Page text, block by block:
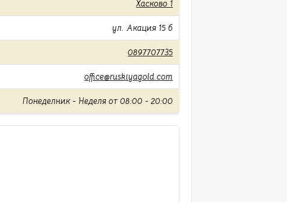
Хасково 1
ул. Акация 15 б
0897707735
office@ruskiyagold.com
Понеделник - Неделя от 08:00 - 20:00